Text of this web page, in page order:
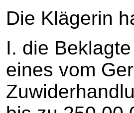
Die Klägerin
I. die
eines vom